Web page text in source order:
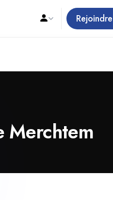
Merchtem